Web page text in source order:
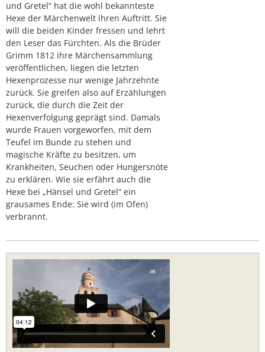
und Gretel“ hat die wohl bekannteste
Hexe der Märchenwelt ihren Auftritt. Sie
will die beiden Kinder fressen und lehrt
den Leser das Fürchten. Als die Brüder
Grimm 1812 ihre Märchensammlung
veröffentlichen, liegen die letzten
Hexenprozesse nur wenige Jahrzehnte
zurück. Sie greifen also auf Erzählungen
zurück, die durch die Zeit der
Hexenverfolgung geprägt sind. Damals
wurde Frauen vorgeworfen, mit dem
Teufel im Bunde zu stehen und
magische Kräfte zu besitzen, um
Krankheiten, Seuchen oder Hungersnöte
zu erklären. Wie sie erfährt auch die
Hexe bei „Hänsel und Gretel“ ein
grausames Ende: Sie wird (im Ofen)
verbrannt.